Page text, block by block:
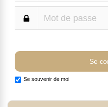
Se souvenir de moi